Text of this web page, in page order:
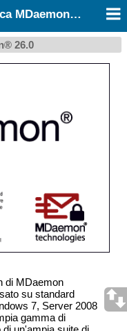
Server di posta elettronica MDaemon 26.0
26.0
di MDaemon
su standard
7, Server 2008
gamma di